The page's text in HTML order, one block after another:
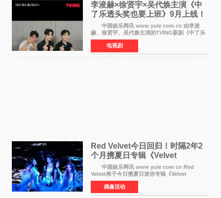
李浚赫×徐贤宇×吴代焕主演《中
了乐透头奖也要上班》9月上线！
TVING先网后台
中国娱乐网讯 www yule com cn 由李浚
赫、徐贤宇、吴代焕主演的TVING新剧《中了乐
透头奖也要上班》定档9月10日播出，随后于9月
14日起登陆tvN月火档，实现先网后台双平台播出
模式。 本剧改
电视剧
Red Velvet今日回归！时隔2年2
个月携夏日专辑《Velvet
Summer》重启完整体活动
中国娱乐网讯 www yule com cn Red
Velvet将于今日携夏日迷你专辑《Velvet
Summer》时隔2年2个月重启完整体活动。这张
于8月3日发行的专辑，主打柔和成熟氛围的夏日
音乐，收录了成员们想着
偶像活动